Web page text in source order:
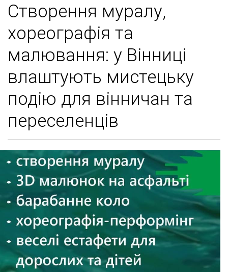
Створення муралу,
хореографія та
малювання: у Вінниці
влаштують мистецьку
подію для вінничан та
переселенців